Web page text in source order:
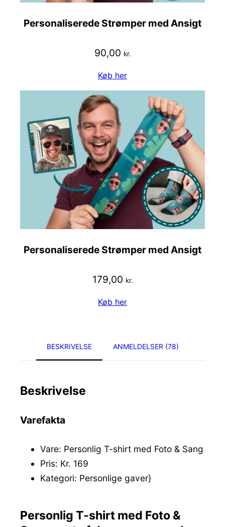
Personaliserede Strømper med Ansigt
90,00 kr.
Køb her
Personaliserede Strømper med Ansigt
179,00 kr.
Køb her
BESKRIVELSE ANMELDELSER (78)
Beskrivelse
Varefakta
Vare: Personlig T-shirt med Foto & Sang
Pris: Kr. 169
Kategori: Personlige gaver}
Personlig T-shirt med Foto &